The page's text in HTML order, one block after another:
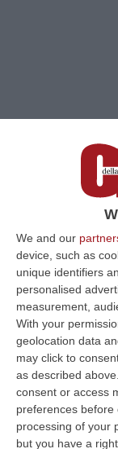
We and our
device, such as
unique identifiers
personalised
measurement,
With your
geolocation data
may click to
as described
consent or access
preferences before
processing of your
but you have a
Clicca e segui
REGGIO
iraniana
figlio perché